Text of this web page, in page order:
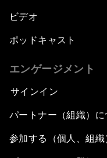
ビデオ
ポッドキャスト
エンゲージメント
サインイン
パートナー（組織）に
参加する（個人、組織